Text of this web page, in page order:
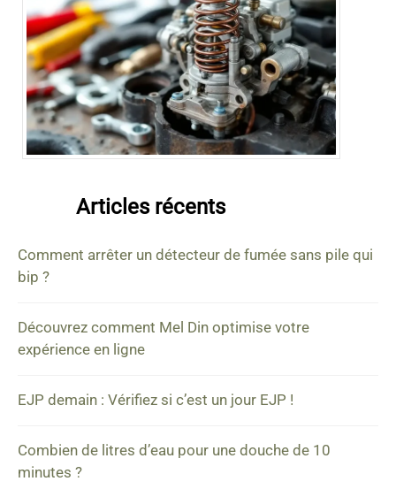
Articles récents
Comment arrêter un détecteur de fumée sans pile qui
bip ?
Découvrez comment Mel Din optimise votre
expérience en ligne
EJP demain : Vérifiez si c’est un jour EJP !
Combien de litres d’eau pour une douche de 10
minutes ?